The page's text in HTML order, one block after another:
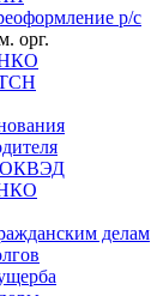
р/с
орг.
НКО
ТСН
ОКВЭД
делам